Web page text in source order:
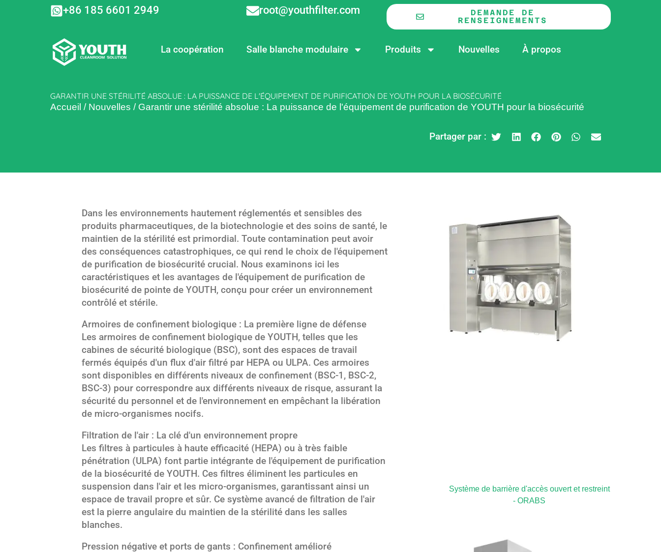
+86 185 6601 2949 root@youthfilter.com
DEMANDE DE
RENSEIGNEMENTS
La coopération Salle blanche modulaire Produits Nouvelles À propos
GARANTIR UNE STÉRILITÉ ABSOLUE : LA PUISSANCE DE L'ÉQUIPEMENT DE PURIFICATION DE YOUTH POUR LA BIOSÉCURITÉ
Accueil / Nouvelles / Garantir une stérilité absolue : La puissance de l'équipement de purification de YOUTH pour la biosécurité
Partager par :
Dans les environnements hautement réglementés et sensibles des
produits pharmaceutiques, de la biotechnologie et des soins de santé, le
maintien de la stérilité est primordial. Toute contamination peut avoir
des conséquences catastrophiques, ce qui rend le choix de l'équipement
de purification de biosécurité crucial. Nous examinons ici les
caractéristiques et les avantages de l'équipement de purification de
biosécurité de pointe de YOUTH, conçu pour créer un environnement
contrôlé et stérile.
Armoires de confinement biologique : La première ligne de défense
Les armoires de confinement biologique de YOUTH, telles que les
cabines de sécurité biologique (BSC), sont des espaces de travail
fermés équipés d'un flux d'air filtré par HEPA ou ULPA. Ces armoires
sont disponibles en différents niveaux de confinement (BSC-1, BSC-2,
BSC-3) pour correspondre aux différents niveaux de risque, assurant la
sécurité du personnel et de l'environnement en empêchant la libération
de micro-organismes nocifs.
Filtration de l'air : La clé d'un environnement propre
Les filtres à particules à haute efficacité (HEPA) ou à très faible
pénétration (ULPA) font partie intégrante de l'équipement de purification
de la biosécurité de YOUTH. Ces filtres éliminent les particules en
suspension dans l'air et les micro-organismes, garantissant ainsi un
espace de travail propre et sûr. Ce système avancé de filtration de l'air
est la pierre angulaire du maintien de la stérilité dans les salles
blanches.
Pression négative et ports de gants : Confinement amélioré
Système de barrière d'accès ouvert et restreint
- ORABS